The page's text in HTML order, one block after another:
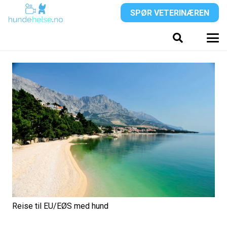
SPØR VETERINÆREN
Reise til EU/EØS med hund